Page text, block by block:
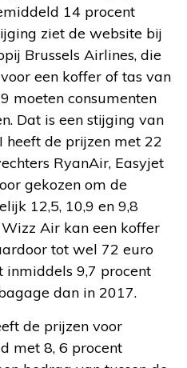
14 procent
ziet de website bij
Brussels Airlines, die
een koffer of tas van
moeten consumenten
Dat is een stijging van
heeft de prijzen met 22
RyanAir, Easyjet
gekozen om de
12,5, 10,9 en 9,8
Air kan een koffer
tot wel 72 euro
inmiddels 9,7 procent
dan in 2017.
de prijzen voor
met 8, 6 procent